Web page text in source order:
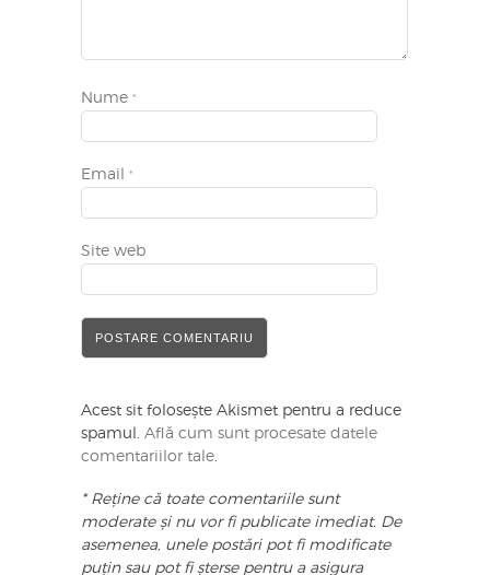
Nume *
Email *
Site web
Acest sit folosește Akismet pentru a reduce
spamul. Află cum sunt procesate datele
comentariilor tale
* Reține că toate comentariile sunt
moderate și nu vor fi publicate imediat. De
asemenea, unele postări pot fi modificate
puțin sau pot fi șterse pentru a asigura